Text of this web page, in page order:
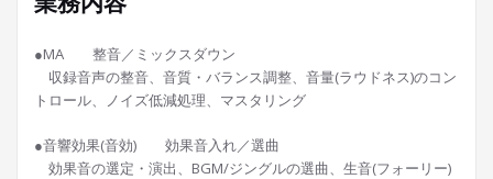
●MA 整音／ミックスダウン
収録音声の整音、音質・バランス調整、音量(ラウドネス)のコン
トロール、ノイズ低減処理、マスタリング
●音響効果(音効) 効果音入れ／選曲
効果音の選定・演出、BGM/ジングルの選曲、生音(フォーリー)